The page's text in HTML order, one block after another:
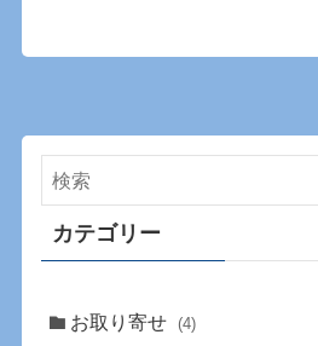
カテゴリー
お取り寄せ (4)